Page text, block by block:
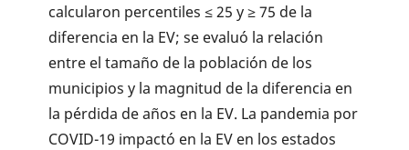
calcularon percentiles ≤ 25 y ≥ 75 de la
diferencia en la EV; se evaluó la relación
entre el tamaño de la población de los
municipios y la magnitud de la diferencia en
la pérdida de años en la EV. La pandemia por
COVID-19 impactó en la EV en los estados